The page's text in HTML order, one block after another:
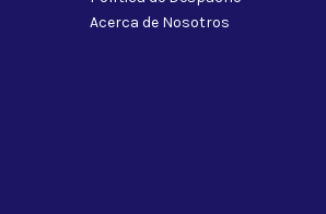
Acerca de Nosotros